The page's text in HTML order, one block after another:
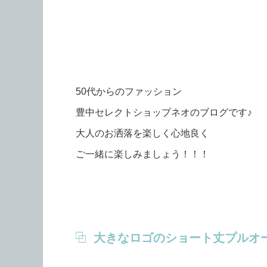
50代からのファッション
豊中セレクトショップネオのブログです♪
大人のお洒落を楽しく心地良く
ご一緒に楽しみましょう！！！
大きなロゴのショート丈プルオ